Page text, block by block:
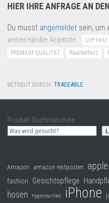
HIER IHRE ANFRAGE AN
Du musst angemeldet sein, um
weitere Händler Angebote:
LVP Holz
PREMIUM QUALITÄT
Räucherholz
BETREUT DURCH: TRADEABLE ·
Produkt Suchmaschine
Amazon amazon restposten apple
fashion Gesichtspflege
hosen Hygieneartikel iPhone